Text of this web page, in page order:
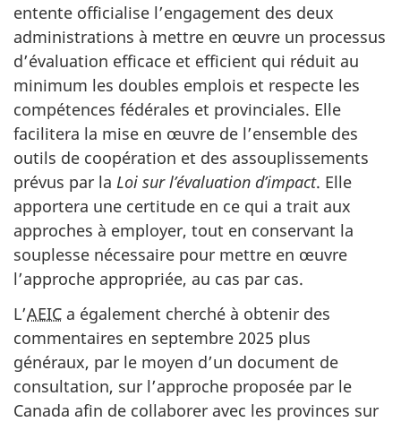
entente officialise l’engagement des deux
administrations à mettre en œuvre un processus
d’évaluation efficace et efficient qui réduit au
minimum les doubles emplois et respecte les
compétences fédérales et provinciales. Elle
facilitera la mise en œuvre de l’ensemble des
outils de coopération et des assouplissements
prévus par la Loi sur l’évaluation d’impact. Elle
apportera une certitude en ce qui a trait aux
approches à employer, tout en conservant la
souplesse nécessaire pour mettre en œuvre
l’approche appropriée, au cas par cas.
L’AEIC a également cherché à obtenir des
commentaires en septembre 2025 plus
généraux, par le moyen d’un document de
consultation, sur l’approche proposée par le
Canada afin de collaborer avec les provinces sur